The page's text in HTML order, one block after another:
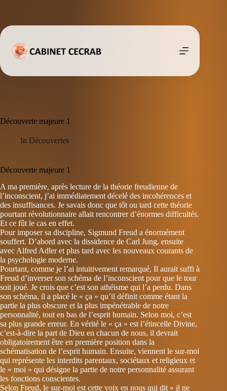
Découverte majeure 1
In Découvertes
Découverte majeure 1
A ma première, après lecture de la théorie freudienne de
l’inconscient, j’ai immédiatement décelé des incohérences et
des insuffisances. Je savais donc que tôt ou tard cette théorie
pourtant révolutionnaire allait rencontrer d’énormes difficultés.
Et ce fût le cas en effet.
Pour imposer sa discipline, Sigmund Freud a énormément
souffert. D’abord avec la dissidence de Carl Jung, ensuite
avec Alfred Adler et plus tard avec les nouveaux courants de
la psychologie moderne.
Pourtant, comme je l’ai intuitivement remarqué, Il aurait suffi à
Freud d’inverser son schéma de l’inconscient pour que le tour
soit joué. Je crois que c’est son athéisme qui l’a perdu. Dans
son schéma, il a placé le « ça » qu’il définit comme étant la
partie la plus obscure et la plus impénétrable de notre
personnalité, tout en bas de l’esprit humain. Selon moi, c’est
sa plus grande erreur. En vérité le « ça » est l’étincelle Divine,
c’est-à-dire la part de Dieu en chacun de nous, il devrait
obligatoirement être en première position dans la
schématisation de l’esprit humain. Ensuite, viennent le sur-moi
qui représente les interdits parentaux, sociétaux et religieux et
le « moi » qui désigne la partie de notre personnalité assurant
les fonctions conscientes.
Selon Freud, le sur-moi est cette voix en nous qui dit « il ne